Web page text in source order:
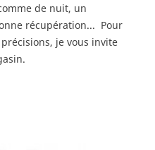
de nuit, un
récupération... Pour
je vous invite